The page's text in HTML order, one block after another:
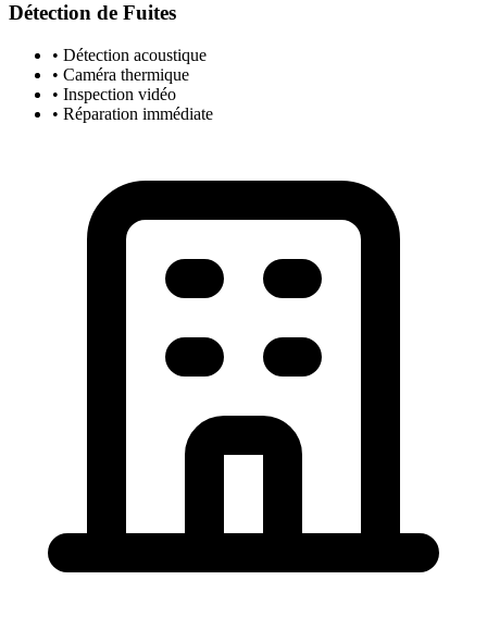
Détection de Fuites
• Détection acoustique
• Caméra thermique
• Inspection vidéo
• Réparation immédiate